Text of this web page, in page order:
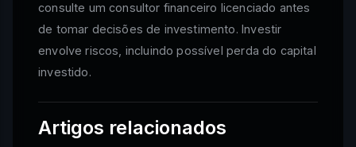
consulte um consultor financeiro licenciado antes
de tomar decisões de investimento. Investir
envolve riscos, incluindo possível perda do capital
investido.
Artigos relacionados